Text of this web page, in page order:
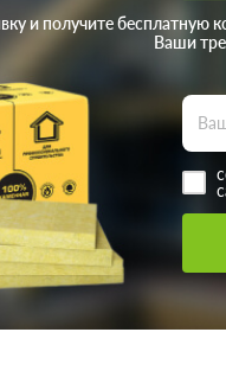
и получите бесплатную
Ваши